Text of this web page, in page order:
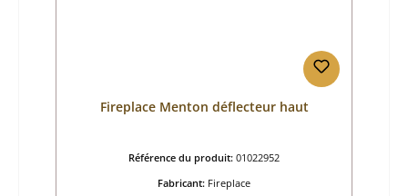
Fireplace Menton déflecteur haut
Référence du produit: 01022952
Fabricant: Fireplace